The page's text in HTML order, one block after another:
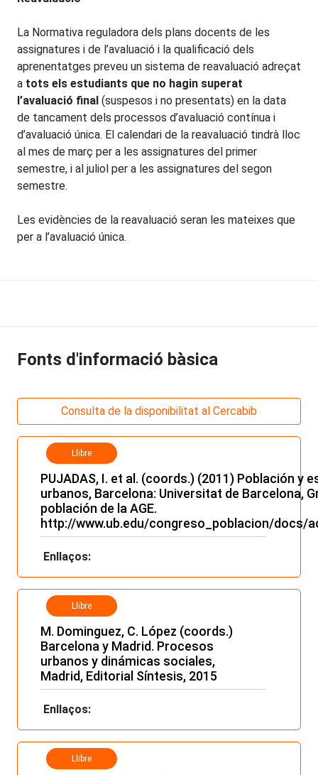
La Normativa reguladora dels plans docents de les
assignatures i de l’avaluació i la qualificació dels
aprenentatges preveu un sistema de reavaluació adreçat
a tots els estudiants que no hagin superat
l’avaluació final (suspesos i no presentats) en la data
de tancament dels processos d’avaluació contínua i
d’avaluació única. El calendari de la reavaluació tindrà lloc
al mes de març per a les assignatures del primer
semestre, i al juliol per a les assignatures del segon
semestre.
Les evidències de la reavaluació seran les mateixes que
per a l’avaluació única.
Fonts d'informació bàsica
Consulta de la disponibilitat al Cercabib
Llibre
PUJADAS, I. et al. (coords.) (2011) Población y
urbanos, Barcelona: Universitat de Barcelona,
población de la AGE.
http://www.ub.edu/congreso_poblacion/docs/
Enllaços:
Llibre
M. Dominguez, C. López (coords.)
Barcelona y Madrid. Procesos
urbanos y dinámicas sociales,
Madrid, Editorial Síntesis, 2015
Enllaços:
Llibre